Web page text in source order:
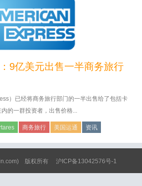
9亿美元出售一半商务旅行
）已经将商务旅行部门的一半出售给了包括卡
的一群投资者，出售价格...
商务旅行 美国运通 资讯
版权所有 沪ICP备13042576号-1